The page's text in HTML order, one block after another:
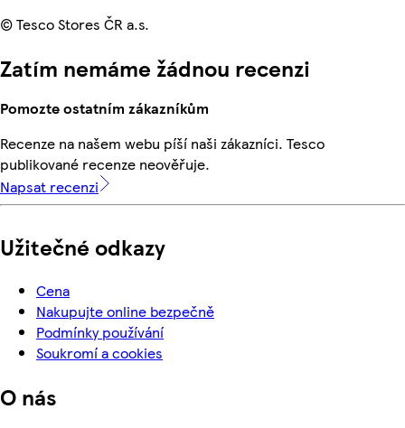
© Tesco Stores ČR a.s.
Zatím nemáme žádnou recenzi
Pomozte ostatním zákazníkům
Recenze na našem webu píší naši zákazníci. Tesco
publikované recenze neověřuje.
Napsat recenzi
Užitečné odkazy
Cena
Nakupujte online bezpečně
Podmínky používání
Soukromí a cookies
O nás